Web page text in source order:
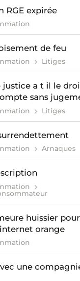
RGE expirée
de feu
Litiges
justice a t il le
sans
Litiges
Arnaques
huissier pour
orange
une